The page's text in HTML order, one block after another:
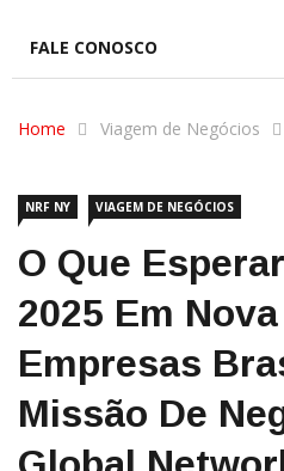
FALE CONOSCO
Home Viagem de Negócios
NRF NY VIAGEM DE NEGÓCIOS
O Que
2025 Em
Empresas
Missão De